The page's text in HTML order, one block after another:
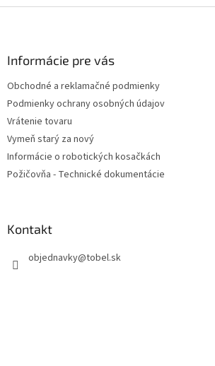
Informácie pre vás
Obchodné a reklamačné podmienky
Podmienky ochrany osobných údajov
Vrátenie tovaru
Vymeň starý za nový
Informácie o robotických kosačkách
Požičovňa - Technické dokumentácie
Kontakt
objednavky@tobel.sk